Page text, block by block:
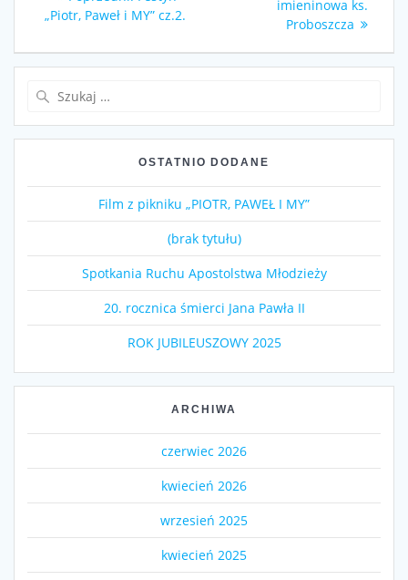
wpisu
wpis:
„Piotr, Paweł i MY” cz.2.
wpis:
imieninowa ks.
Proboszcza
OSTATNIO DODANE
Film z pikniku „PIOTR, PAWEŁ I MY”
(brak tytułu)
Spotkania Ruchu Apostolstwa Młodzieży
20. rocznica śmierci Jana Pawła II
ROK JUBILEUSZOWY 2025
ARCHIWA
czerwiec 2026
kwiecień 2026
wrzesień 2025
kwiecień 2025